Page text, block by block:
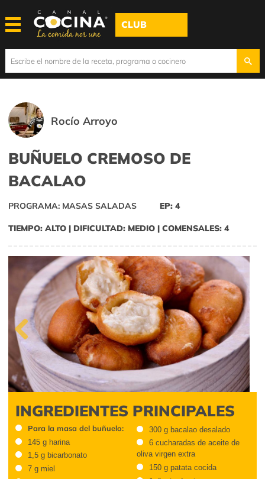
CLUB
Rocío Arroyo
BUÑUELO CREMOSO DE
BACALAO
PROGRAMA: MASAS SALADAS EP: 4
TIEMPO: ALTO | DIFICULTAD: MEDIO | COMENSALES: 4
Previous
INGREDIENTES PRINCIPALES
Para la masa del buñuelo:
145 g harina
1,5 g bicarbonato
7 g miel
300 g bacalao desalado
6 cucharadas de aceite de
oliva virgen extra
150 g patata cocida